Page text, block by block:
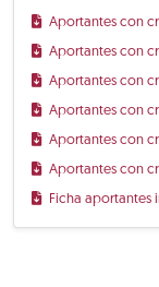
Aportantes con
Aportantes con
Aportantes con
Aportantes con
Aportantes con
Aportantes con
Ficha aportantes